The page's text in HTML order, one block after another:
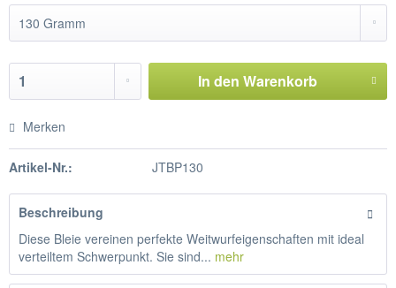
In den Warenkorb
Merken
Artikel-Nr.: JTBP130
Beschreibung
Diese Bleie vereinen perfekte Weitwurfeigenschaften mit ideal
verteiltem Schwerpunkt. Sie sind... mehr